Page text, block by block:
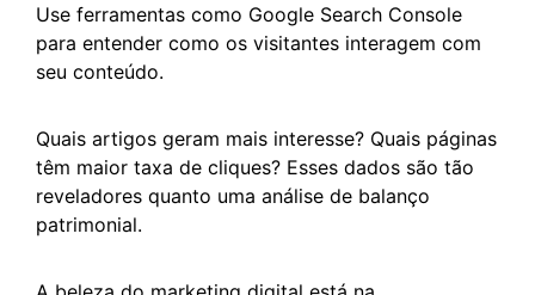
Use ferramentas como Google Search Console
para entender como os visitantes interagem com
seu conteúdo.
Quais artigos geram mais interesse? Quais páginas
têm maior taxa de cliques? Esses dados são tão
reveladores quanto uma análise de balanço
patrimonial.